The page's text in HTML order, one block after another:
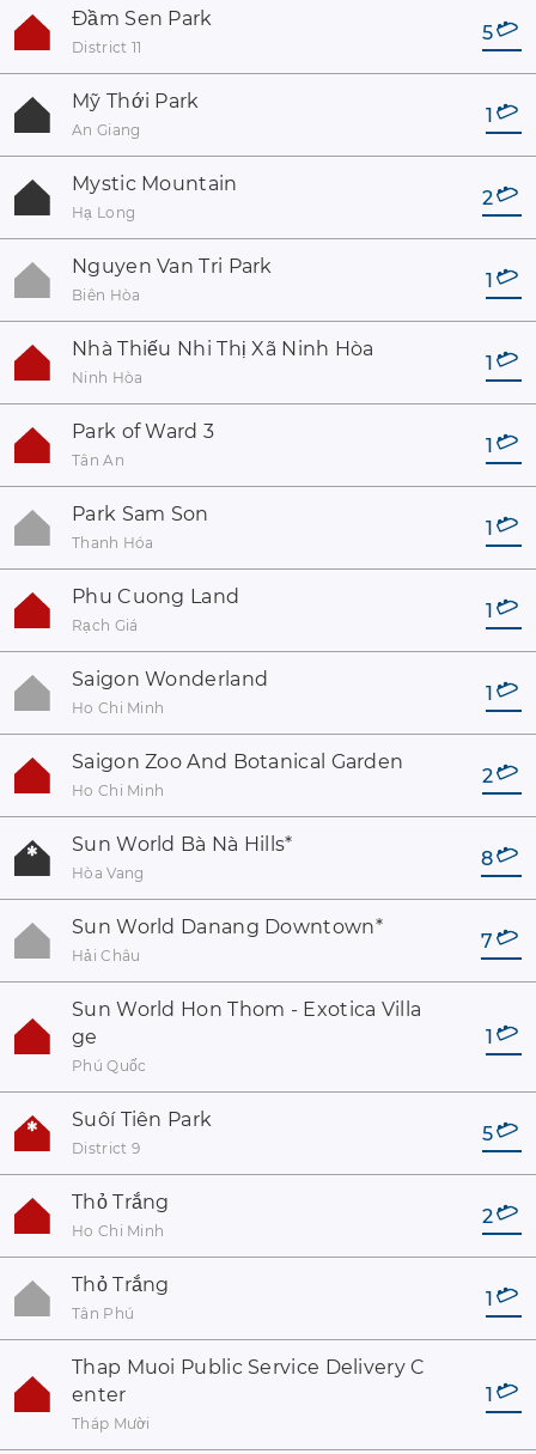
Đầm Sen Park
District 11
5
Mỹ Thới Park
An Giang
1
Mystic Mountain
Hạ Long
2
Nguyen Van Tri Park
Biên Hòa
1
Nhà Thiếu Nhi Thị Xã Ninh Hòa
Ninh Hòa
1
Park of Ward 3
Tân An
1
Park Sam Son
Thanh Hóa
1
Phu Cuong Land
Rạch Giá
1
Saigon Wonderland
Ho Chi Minh
1
Saigon Zoo And Botanical Garden
Ho Chi Minh
2
Sun World Bà Nà Hills*
Hòa Vang
8
Sun World Danang Downtown*
Hải Châu
7
Sun World Hon Thom - Exotica Villa
ge
Phú Quốc
1
Suôí Tiên Park
District 9
5
Thỏ Trắng
Ho Chi Minh
2
Thỏ Trắng
Tân Phú
1
Thap Muoi Public Service Delivery C
enter
Tháp Mười
1